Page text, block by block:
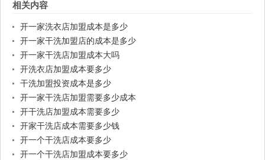
相关内容
开一家洗衣店加盟成本是多少
开一家干洗加盟店的成本是多少
开一家干洗店加盟成本大吗
开洗衣店加盟成本要多少
干洗加盟投资成本是多少
开一家干洗店加盟需要多少成本
开干洗店加盟成本需要多少
开家干洗店成本需要多少钱
开一个干洗店成本要多少
开一个干洗店加盟成本要多少